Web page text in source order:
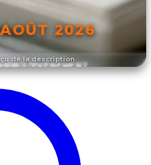
de la description
2026
L'ÉVÉNEMENT